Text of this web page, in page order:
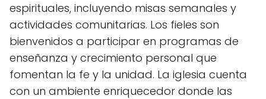
espirituales, incluyendo misas semanales y
actividades comunitarias. Los fieles son
bienvenidos a participar en programas de
enseñanza y crecimiento personal que
fomentan la fe y la unidad. La iglesia cuenta
con un ambiente enriquecedor donde las